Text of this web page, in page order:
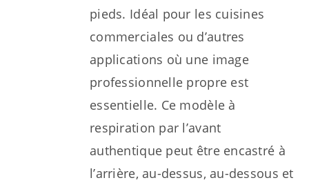
pieds. Idéal pour les cuisines
commerciales ou d’autres
applications où une image
professionnelle propre est
essentielle. Ce modèle à
respiration par l’avant
authentique peut être encastré à
l’arrière, au-dessus, au-dessous et